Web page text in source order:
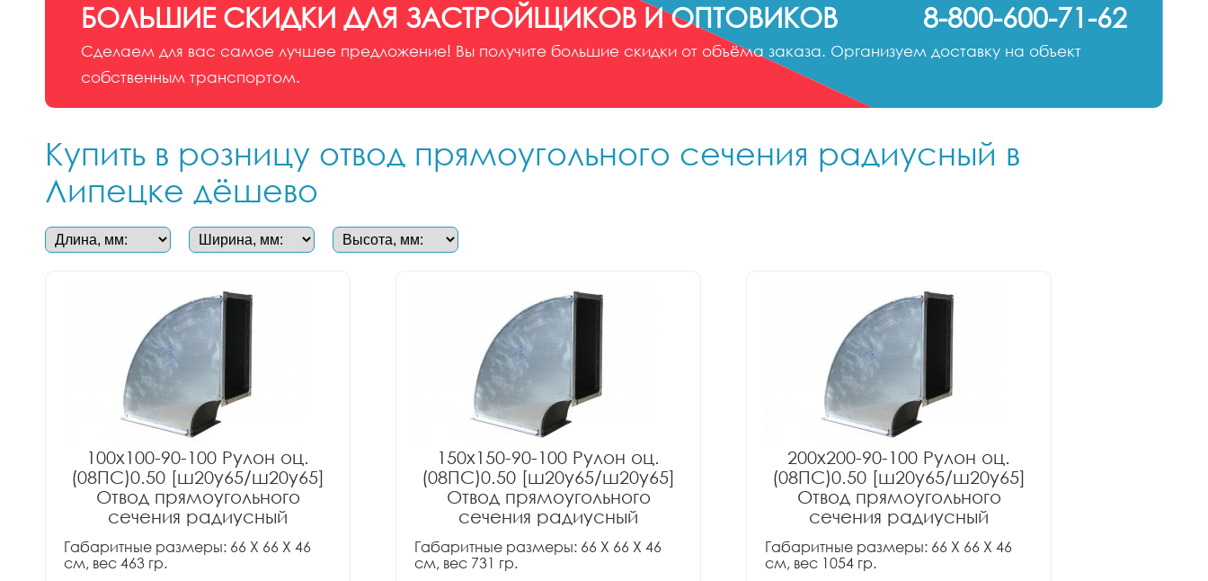
БОЛЬШИЕ СКИДКИ ДЛЯ ЗАСТРОЙЩИКОВ И ОПТОВИКОВ 8-800-600-71-62
Сделаем для вас самое лучшее предложение! Вы получите большие скидки от объёма заказа. Организуем доставку на объект
собственным транспортом.
Купить в розницу отвод прямоугольного сечения радиусный в
Липецке дёшево
100x100-90-100 Рулон оц.
(08ПС)0.50 [ш20у65/ш20у65]
Отвод прямоугольного
сечения радиусный
Габаритные размеры: 66 X 66 X 46
см, вес 463 гр.
150x150-90-100 Рулон оц.
(08ПС)0.50 [ш20у65/ш20у65]
Отвод прямоугольного
сечения радиусный
Габаритные размеры: 66 X 66 X 46
см, вес 731 гр.
200x200-90-100 Рулон оц.
(08ПС)0.50 [ш20у65/ш20у65]
Отвод прямоугольного
сечения радиусный
Габаритные размеры: 66 X 66 X 46
см, вес 1054 гр.